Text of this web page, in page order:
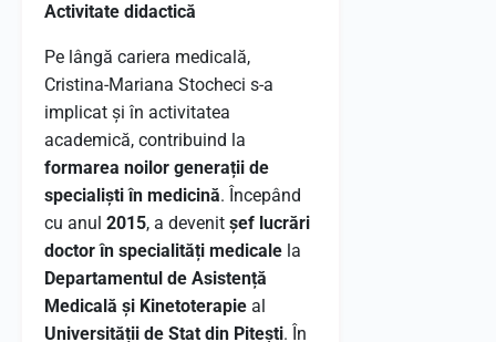
Activitate didactică
Pe lângă cariera medicală,
Cristina-Mariana Stocheci s-a
implicat și în activitatea
academică, contribuind la
formarea noilor generații de
specialiști în medicină. Începând
cu anul 2015, a devenit șef lucrări
doctor în specialități medicale la
Departamentul de Asistență
Medicală și Kinetoterapie al
Universității de Stat din Pitești. În